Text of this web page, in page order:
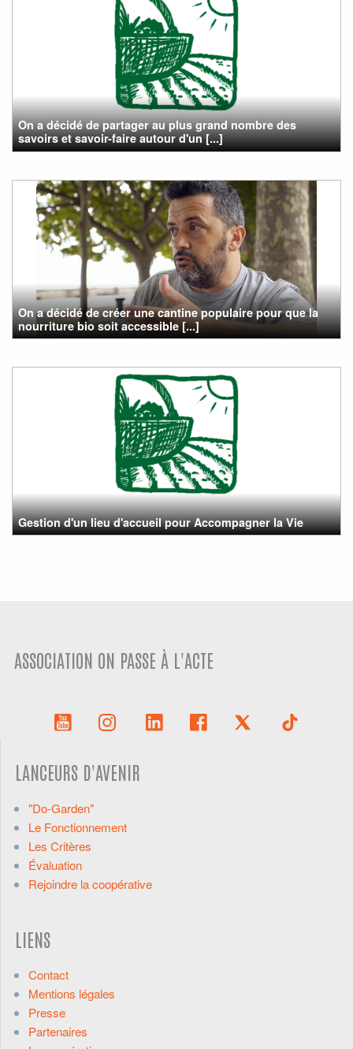
On a décidé de partager au plus grand nombre des
savoirs et savoir-faire autour d'un [...]
On a décidé de créer une cantine populaire pour que la
nourriture bio soit accessible [...]
Gestion d'un lieu d'accueil pour Accompagner la Vie
ASSOCIATION ON PASSE À L'ACTE
LANCEURS D'AVENIR
"Do-Garden"
Le Fonctionnement
Les Critères
Évaluation
Rejoindre la coopérative
LIENS
Contact
Mentions légales
Presse
Partenaires